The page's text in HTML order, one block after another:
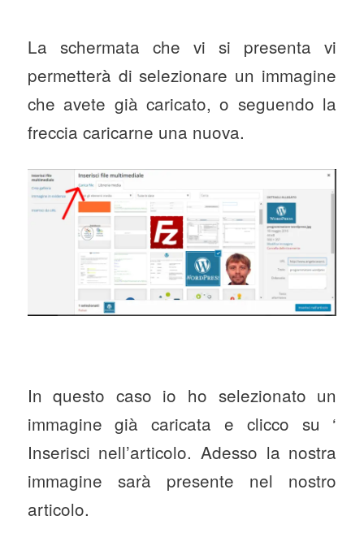
La schermata che vi si presenta vi
permetterà di selezionare un immagine
che avete già caricato, o seguendo la
freccia caricarne una nuova.
In questo caso io ho selezionato un
immagine già caricata e clicco su ‘
Inserisci nell’articolo. Adesso la nostra
immagine sarà presente nel nostro
articolo.